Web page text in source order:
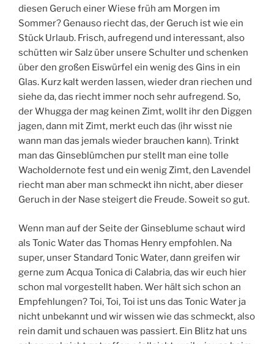
diesen Geruch einer Wiese früh am Morgen im
Sommer? Genauso riecht das, der Geruch ist wie ein
Stück Urlaub. Frisch, aufregend und interessant, also
schütten wir Salz über unsere Schulter und schenken
über den großen Eiswürfel ein wenig des Gins in ein
Glas. Kurz kalt werden lassen, wieder dran riechen und
siehe da, das riecht immer noch sehr aufregend. So,
der Whugga der mag keinen Zimt, wollt ihr den Diggen
jagen, dann mit Zimt, merkt euch das (ihr wisst nie
wann man das jemals wieder brauchen kann). Trinkt
man das Ginseblümchen pur stellt man eine tolle
Wacholdernote fest und ein wenig Zimt, den Lavendel
riecht man aber man schmeckt ihn nicht, aber dieser
Geruch in der Nase steigert die Freude. Soweit so gut.
Wenn man auf der Seite der Ginseblume schaut wird
als Tonic Water das Thomas Henry empfohlen. Na
super, unser Standard Tonic Water, dann greifen wir
gerne zum Acqua Tonica di Calabria, das wir euch hier
schon mal vorgestellt haben. Wer hält sich schon an
Empfehlungen? Toi, Toi, Toi ist uns das Tonic Water ja
nicht unbekannt und wir wissen wie das schmeckt, also
rein damit und schauen was passiert. Ein Blitz hat uns